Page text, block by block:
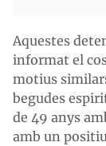
Aquestes
informat el
motius
begudes
de 49 anys
amb un